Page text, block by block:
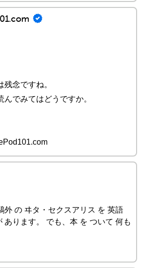
念ですね。
でみてはどうですか。
外 の ヰタ・セクスアリス を 英語
あります。 でも、本 を ついて 何も